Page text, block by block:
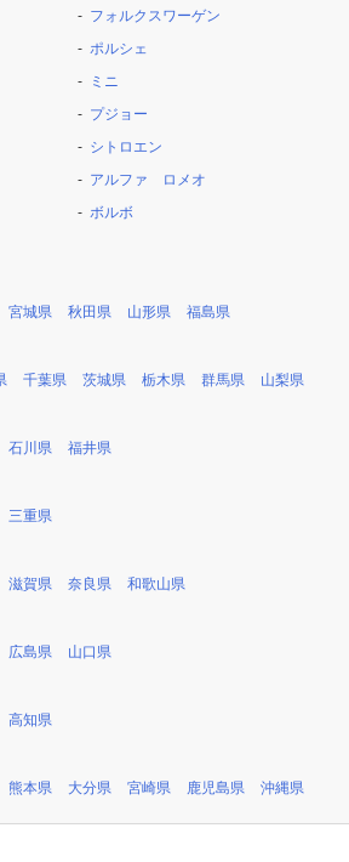
フォルクスワーゲン
ポルシェ
ミニ
プジョー
シトロエン
アルファ ロメオ
ボルボ
宮城県 秋田県 山形県 福島県
千葉県 茨城県 栃木県 群馬県 山梨県
石川県 福井県
三重県
滋賀県 奈良県 和歌山県
広島県 山口県
高知県
熊本県 大分県 宮崎県 鹿児島県 沖縄県